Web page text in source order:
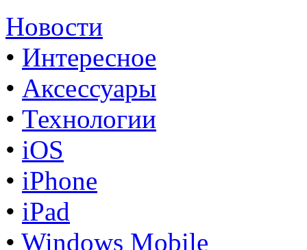
Новости
• Интересное
• Аксессуары
• Технологии
• iOS
• iPhone
• iPad
• Windows Mobile